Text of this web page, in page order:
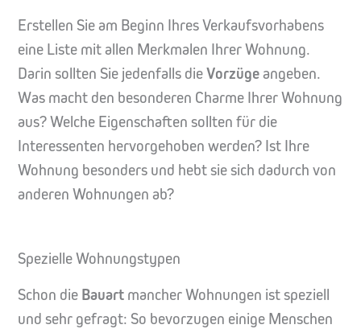
Erstellen Sie am Beginn Ihres Verkaufsvorhabens
eine Liste mit allen Merkmalen Ihrer Wohnung.
Darin sollten Sie jedenfalls dieVorzüge angeben.
Was macht den besonderen Charme Ihrer Wohnung
aus? Welche Eigenschaften sollten für die
Interessenten hervorgehoben werden? Ist Ihre
Wohnung besonders und hebt sie sich dadurch von
anderen Wohnungen ab?
Spezielle Wohnungstypen
Schon die Bauart mancher Wohnungen ist speziell
und sehr gefragt: So bevorzugen einige Menschen